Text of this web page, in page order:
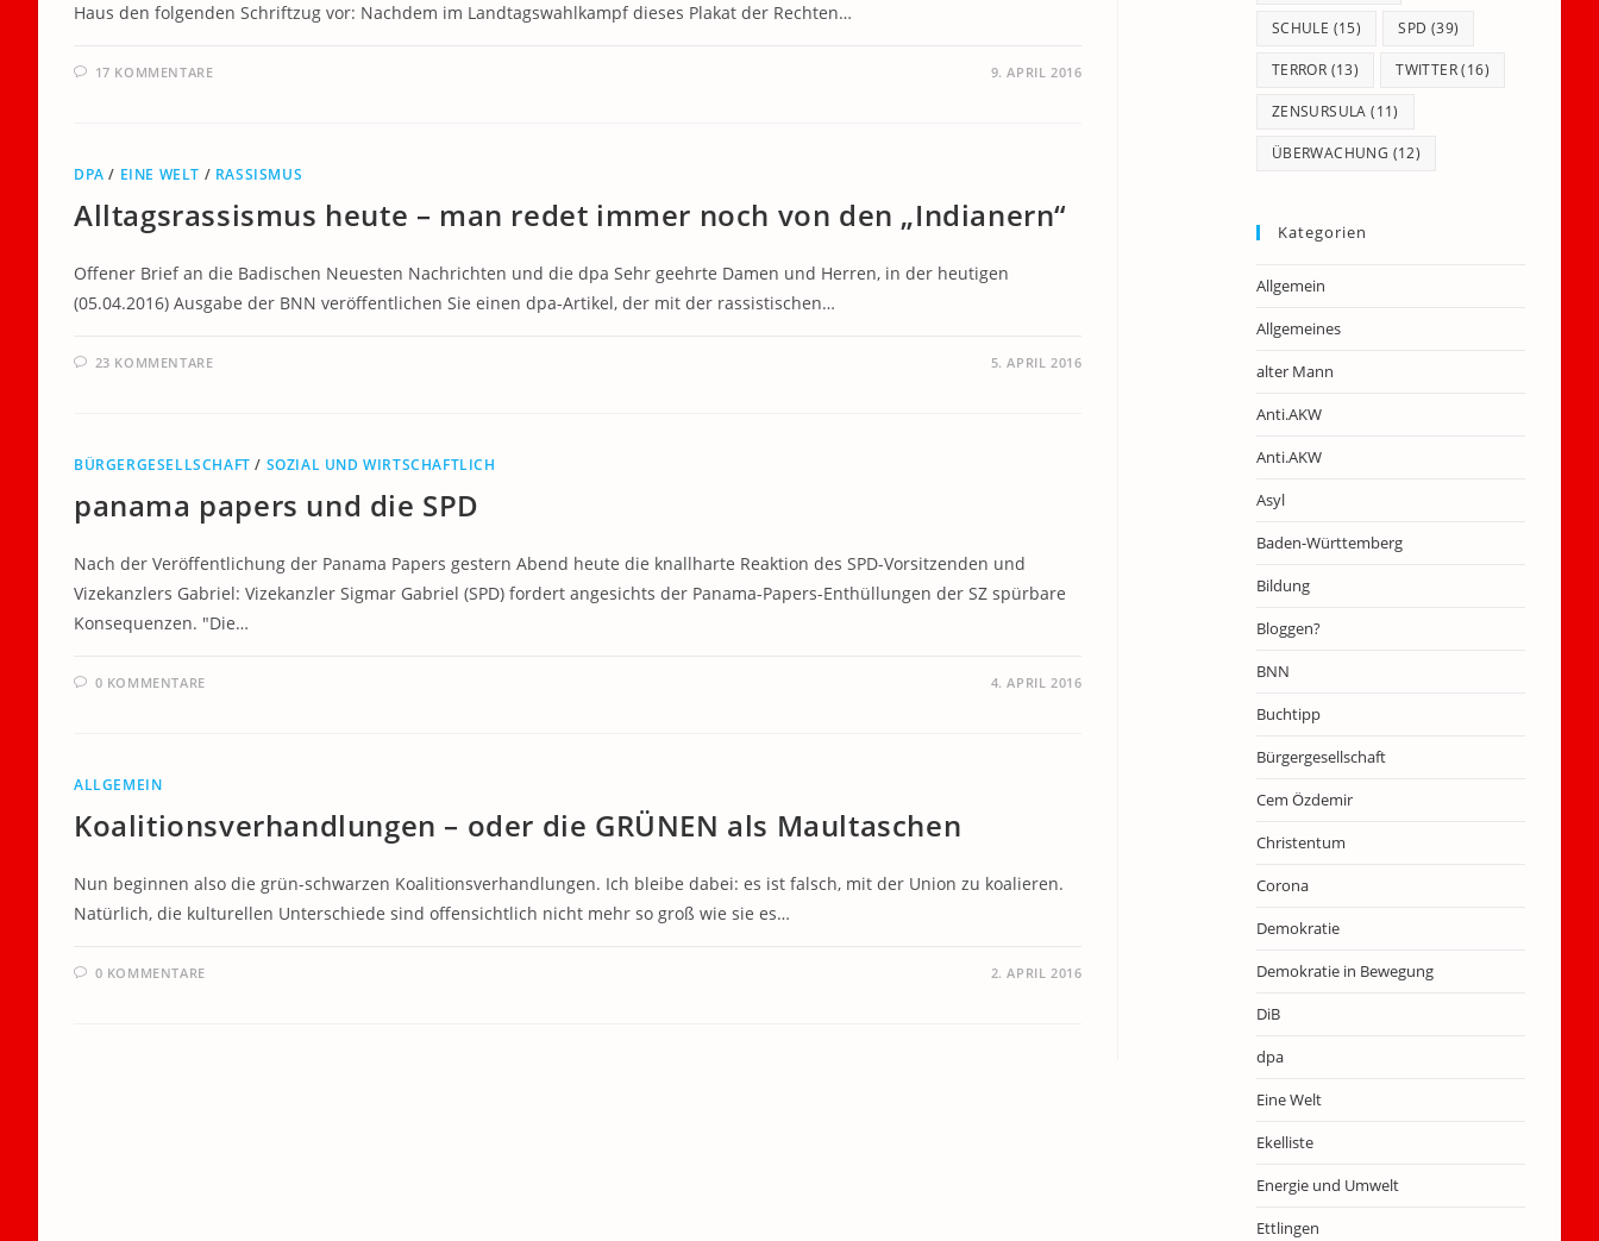
Haus den folgenden Schriftzug vor: Nachdem im Landtagswahlkampf dieses Plakat der Rechten…
17 KOMMENTARE 9. APRIL 2016
DPA / EINE WELT / RASSISMUS
Alltagsrassismus heute – man redet immer noch von den „Indianern“
Offener Brief an die Badischen Neuesten Nachrichten und die dpa Sehr geehrte Damen und Herren, in der heutigen
(05.04.2016) Ausgabe der BNN veröffentlichen Sie einen dpa-Artikel, der mit der rassistischen…
23 KOMMENTARE 5. APRIL 2016
BÜRGERGESELLSCHAFT / SOZIAL UND WIRTSCHAFTLICH
panama papers und die SPD
Nach der Veröffentlichung der Panama Papers gestern Abend heute die knallharte Reaktion des SPD-Vorsitzenden und
Vizekanzlers Gabriel: Vizekanzler Sigmar Gabriel (SPD) fordert angesichts der Panama-Papers-Enthüllungen der SZ spürbare
Konsequenzen. "Die…
0 KOMMENTARE 4. APRIL 2016
ALLGEMEIN
Koalitionsverhandlungen – oder die GRÜNEN als Maultaschen
Nun beginnen also die grün-schwarzen Koalitionsverhandlungen. Ich bleibe dabei: es ist falsch, mit der Union zu koalieren.
Natürlich, die kulturellen Unterschiede sind offensichtlich nicht mehr so groß wie sie es…
0 KOMMENTARE 2. APRIL 2016
SCHULE (15) SPD (39)
TERROR (13) TWITTER(16)
ZENSURSULA (11)
ÜBERWACHUNG (12)
Kategorien
Allgemein
Allgemeines
alter Mann
Anti.AKW
Anti.AKW
Asyl
Baden-Württemberg
Bildung
Bloggen?
BNN
Buchtipp
Bürgergesellschaft
Cem Özdemir
Christentum
Corona
Demokratie
Demokratie in Bewegung
DiB
dpa
Eine Welt
Ekelliste
Energie und Umwelt
Ettlingen